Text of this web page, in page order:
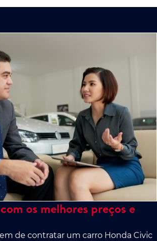
os melhores preços e
de contratar um carro Honda Civic